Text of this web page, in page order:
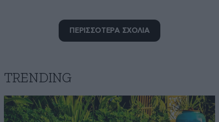
Η μνήμη τους
ΠΕΡΙΣΣΟΤΕΡΑ ΣΧΟΛΙΑ
TRENDING